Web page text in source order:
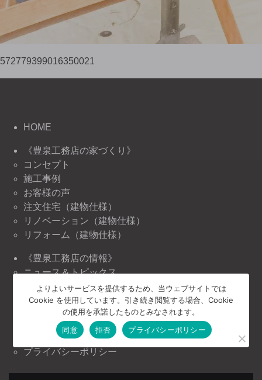
572779399016350021
HOME
《豊泉工務店の家づくり》
コンセプト
施工事例
お客様の声
注文住宅（建物仕様）
リノベーション（建物仕様）
リフォーム（建物仕様）
《豊泉工務店の情報》
ニュース＆トピックス
イベント情報
《豊泉工務店について》
会社案内
お問い合わせ
プライバシーポリシー
よりよいサービスを提供するため、当ウェブサイトでは
Cookie を使用しています。引き続き閲覧する場合、Cookie
の使用を承諾したものとみなされます。
同意
拒否 プライバシーポリシー